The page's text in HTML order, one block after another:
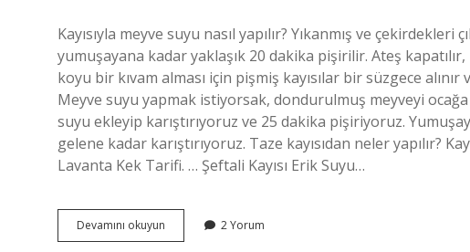
Kayısıyla meyve suyu nasıl yapılır? Yıkanmış ve çekirdekleri
yumuşayana kadar yaklaşık 20 dakika pişirilir. Ateş kapatılır,
koyu bir kıvam alması için pişmiş kayısılar bir süzgece alınır
Meyve suyu yapmak istiyorsak, dondurulmuş meyveyi
suyu ekleyip karıştırıyoruz ve 25 dakika pişiriyoruz.
gelene kadar karıştırıyoruz. Taze kayısıdan neler yapılır?
Lavanta Kek Tarifi. … Şeftali Kayısı Erik Suyu…
Devamını okuyun
Yapımı
2 Yorum